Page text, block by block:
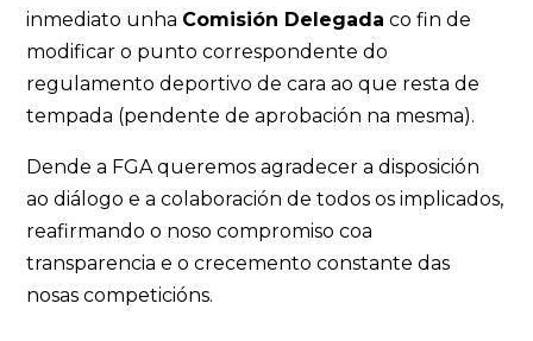
inmediato unha Comisión Delegada co fin de
modificar o punto correspondente do
regulamento deportivo de cara ao que resta de
tempada (pendente de aprobación na mesma).
Dende a FGA queremos agradecer a disposición
ao diálogo e a colaboración de todos os implicados,
reafirmando o noso compromiso coa
transparencia e o crecemento constante das
nosas competicións.